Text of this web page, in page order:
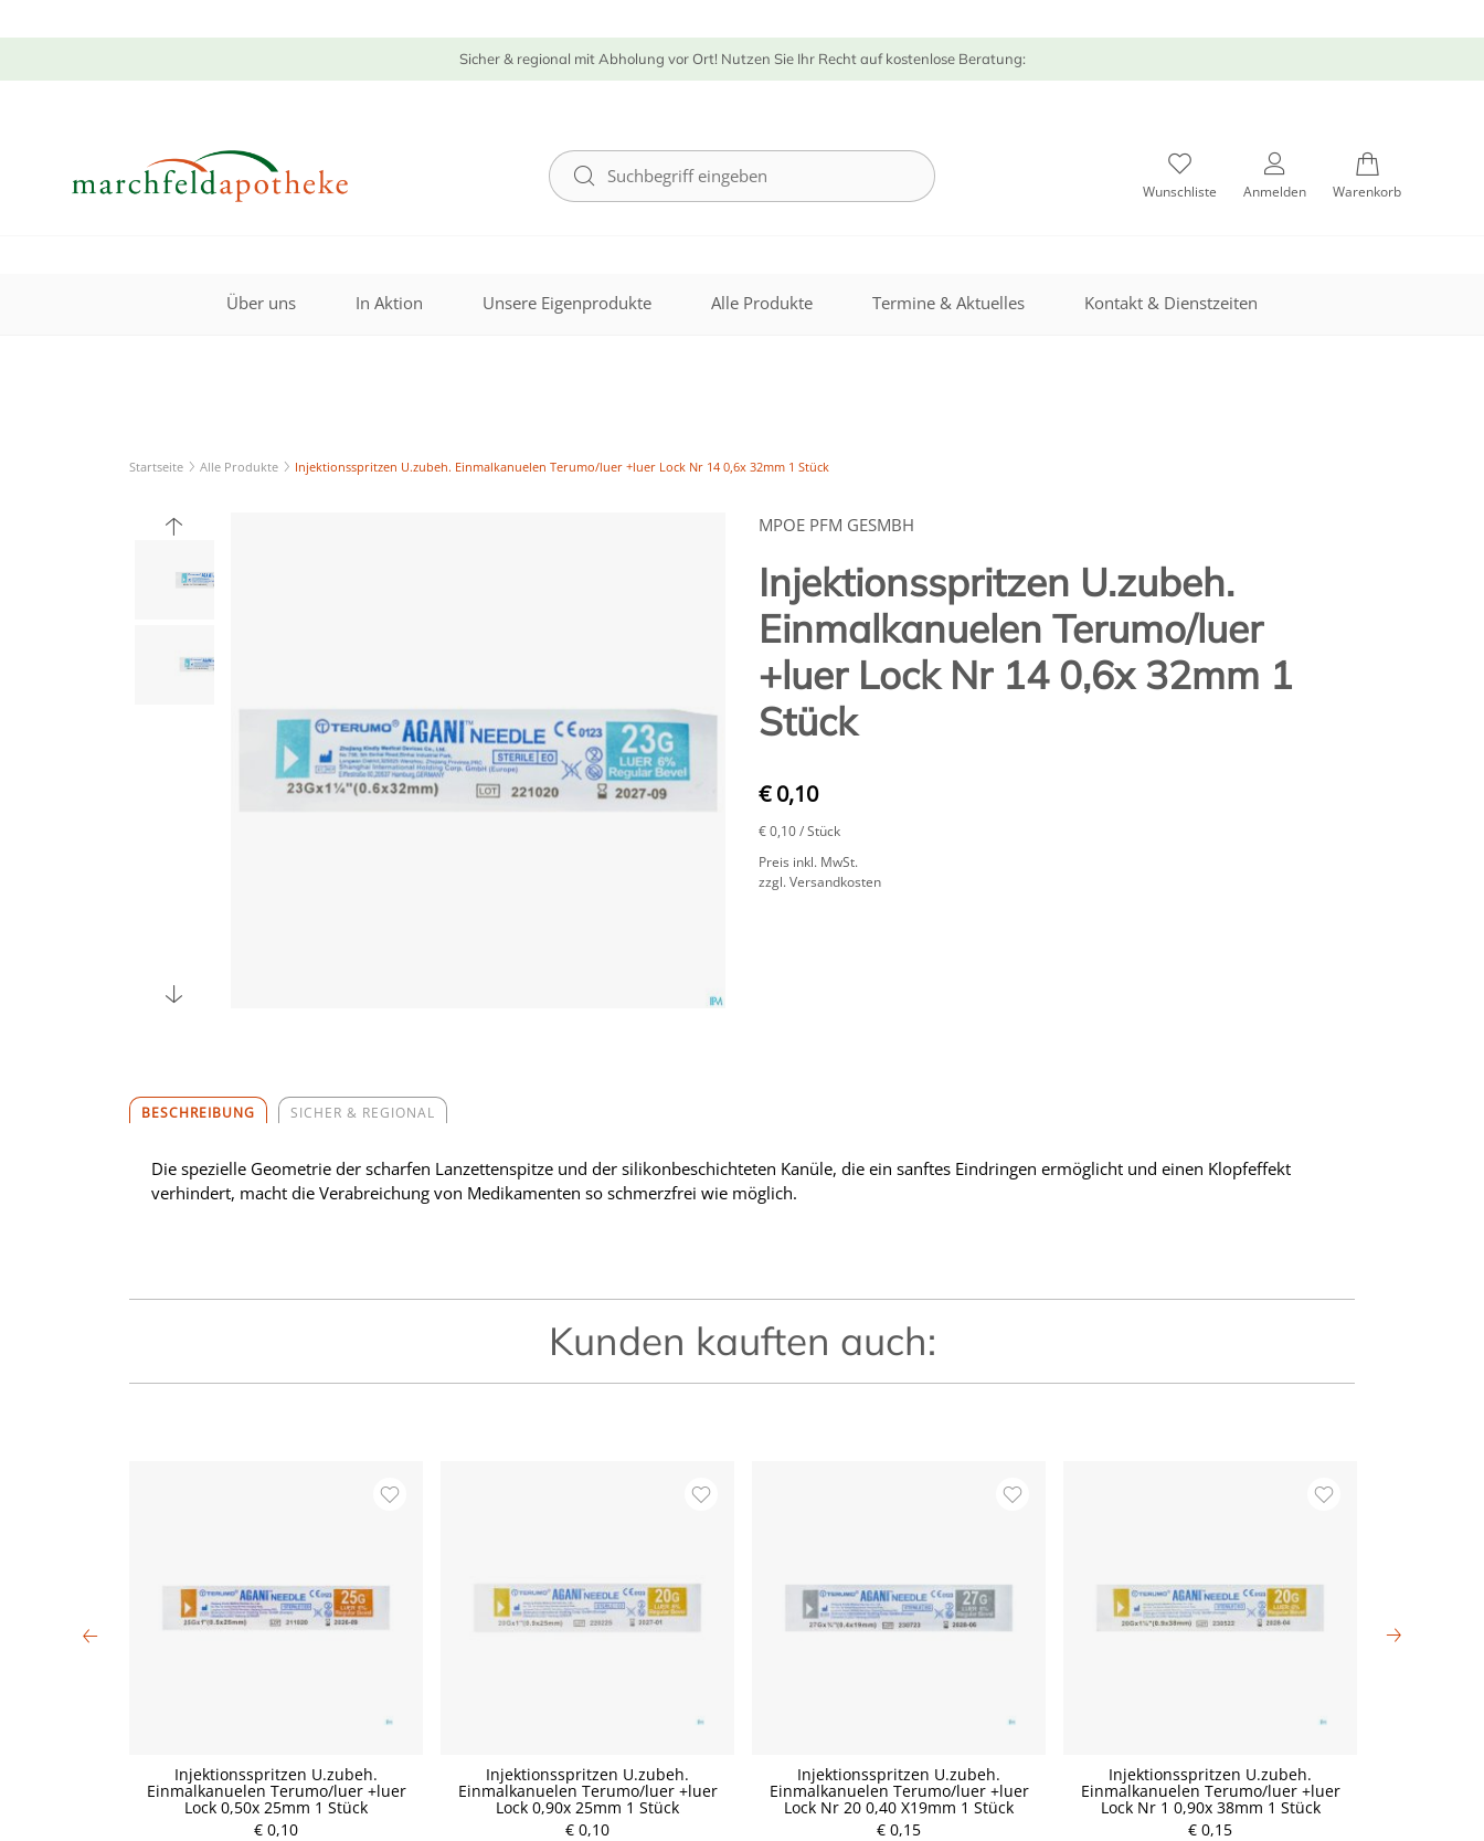
Sicher & regional mit Abholung vor Ort! Nutzen Sie Ihr Recht auf kostenlose Beratung:
Wunschliste Anmelden Warenkorb
Über uns In Aktion Unsere Eigenprodukte Alle Produkte Termine & Aktuelles Kontakt & Dienstzeiten
Startseite Alle Produkte Injektionsspritzen U.zubeh. Einmalkanuelen Terumo/luer +luer Lock Nr 14 0,6x 32mm 1 Stück
MPOE PFM GESMBH
Injektionsspritzen U.zubeh.
Einmalkanuelen Terumo/luer
+luer Lock Nr 14 0,6x 32mm 1
Stück
€ 0,10
€ 0,10/ Stück
Preis inkl. MwSt.
zzgl. Versandkosten
BESCHREIBUNG SICHER & REGIONAL
Die spezielle Geometrie der scharfen Lanzettenspitze und der silikonbeschichteten Kanüle, die ein sanftes Eindringen ermöglicht und einen Klopfeffekt
verhindert, macht die Verabreichung von Medikamenten so schmerzfrei wie möglich.
Kunden kauften auch:
Injektionsspritzen U.zubeh.
Einmalkanuelen Terumo/luer +luer
Lock 0,50x 25mm 1 Stück
€ 0,10
Injektionsspritzen U.zubeh.
Einmalkanuelen Terumo/luer +luer
Lock 0,90x 25mm 1 Stück
€ 0,10
Injektionsspritzen U.zubeh.
Einmalkanuelen Terumo/luer +luer
Lock Nr 20 0,40 X19mm 1 Stück
€ 0,15
Injektionsspritzen U.zubeh.
Einmalkanuelen Terumo/luer +luer
Lock Nr 1 0,90x 38mm 1 Stück
€ 0,15
P
P P P